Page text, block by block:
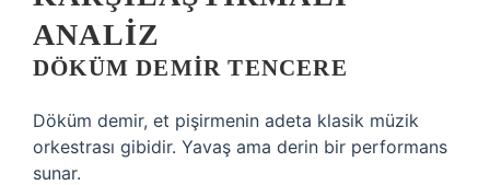
ANALIZ
DÖKÜM DEMIR TENCERE
Döküm demir, et pişirmenin adeta klasik müzik
orkestrası gibidir. Yavaş ama derin bir performans
sunar.